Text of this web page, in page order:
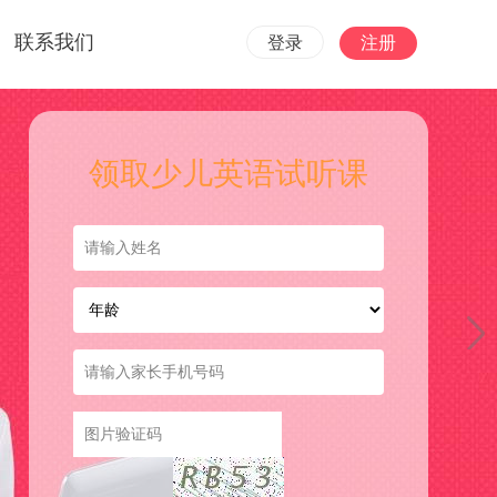
联系我们 登录 注册
领取少儿英语试听课